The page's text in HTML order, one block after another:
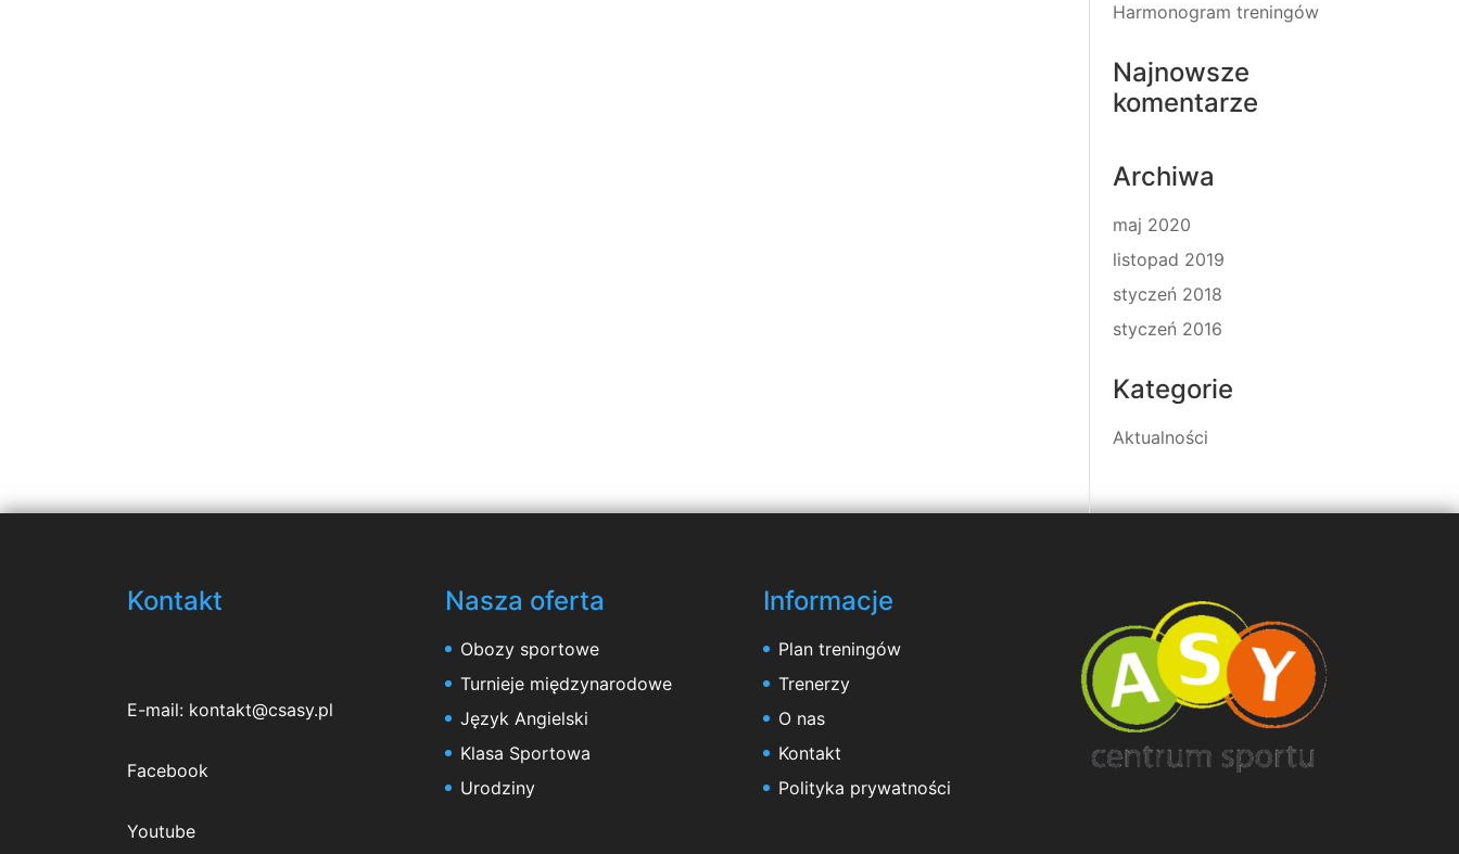
Harmonogram treningów
Najnowsze
komentarze
Archiwa
maj 2020
listopad 2019
styczeń 2018
styczeń 2016
Kategorie
Aktualności
Kontakt
E-mail: kontakt@csasy.pl
Facebook
Youtube
Nasza oferta
Obozy sportowe
Turnieje międzynarodowe
Język Angielski
Klasa Sportowa
Urodziny
Informacje
Plan treningów
Trenerzy
O nas
Kontakt
Polityka prywatności